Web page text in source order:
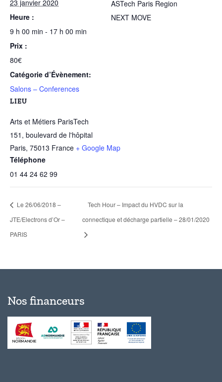
23 janvier 2020
Heure :
9 h 00 min - 17 h 00 min
Prix :
80€
Catégorie d’Évènement:
Salons – Conferences
LIEU
Arts et Métiers ParisTech
151, boulevard de l'hôpital
Paris, 75013 France + Google Map
Téléphone
01 44 24 62 99
ASTech Paris Region
NEXT MOVE
Le 26/06/2018 –
JTE/Electrons d’Or –
PARIS
Tech Hour – Impact du HVDC sur la
connectique et décharge partielle – 28/01/2020
Nos financeurs